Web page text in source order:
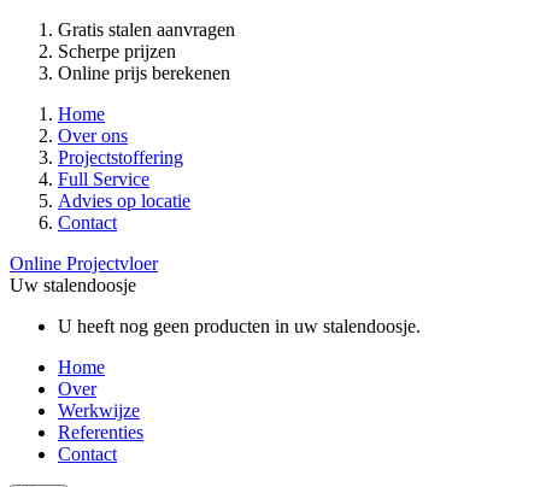
Gratis stalen aanvragen
Scherpe prijzen
Online prijs berekenen
Home
Over ons
Projectstoffering
Full Service
Advies op locatie
Contact
Online Projectvloer
Uw stalendoosje
U heeft nog geen producten in uw stalendoosje.
Home
Over
Werkwijze
Referenties
Contact